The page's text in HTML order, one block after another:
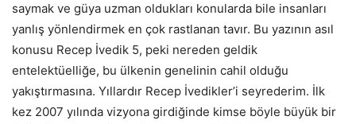
saymak ve güya uzman oldukları konularda bile insanları
yanlış yönlendirmek en çok rastlanan tavır. Bu yazının asıl
konusu Recep İvedik 5, peki nereden geldik
entelektüelliğe, bu ülkenin genelinin cahil olduğu
yakıştırmasına. Yıllardır Recep İvedikler’i seyrederim. İlk
kez 2007 yılında vizyona girdiğinde kimse böyle büyük bir